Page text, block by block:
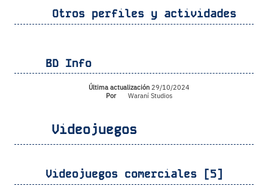
Otros perfiles y actividades
BD Info
Última actualización 29/10/2024
Por
Waraní Studios
Videojuegos
Videojuegos comerciales [5]